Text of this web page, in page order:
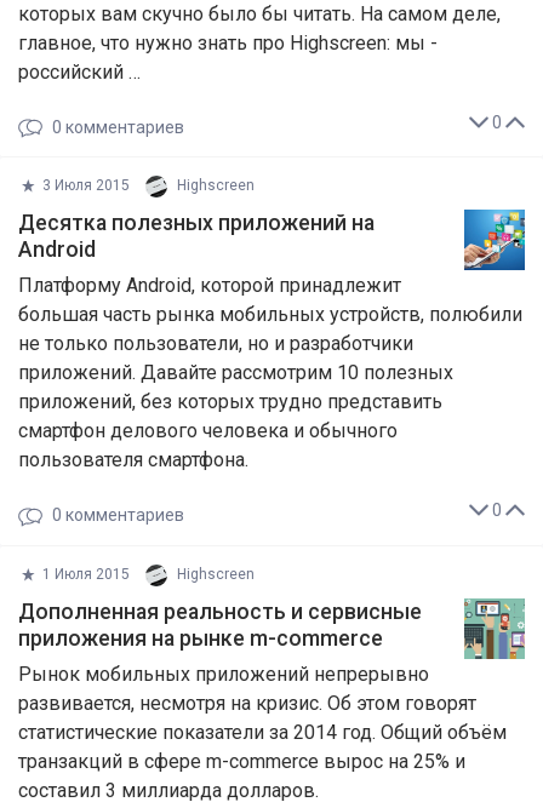
которых вам скучно было бы читать. На самом деле,
главное, что нужно знать про Highscreen: мы -
российский …
0
0 комментариев
3 Июля 2015 Highscreen
​Десятка полезных приложений на
Android
Платформу Android, которой принадлежит
большая часть рынка мобильных устройств, полюбили
не только пользователи, но и разработчики
приложений. Давайте рассмотрим 10 полезных
приложений, без которых трудно представить
смартфон делового человека и обычного
пользователя смартфона.
0
0 комментариев
1 Июля 2015 Highscreen
Дополненная реальность и сервисные
приложения на рынке m-commerce
Рынок мобильных приложений непрерывно
развивается, несмотря на кризис. Об этом говорят
статистические показатели за 2014 год. Общий объём
транзакций в сфере m-commerce вырос на 25% и
составил 3 миллиарда долларов.